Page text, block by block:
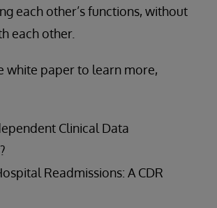
each other’s functions, without
each other.
white paper to learn more,
Clinical Data
Readmissions: A CDR